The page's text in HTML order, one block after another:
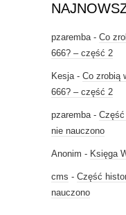
pzaremba- Co
666? – część 2
Kesja- Co zrobią
666? – część 2
pzaremba-
nie nauczono
Anonim - Księga
cms - Część
nauczono